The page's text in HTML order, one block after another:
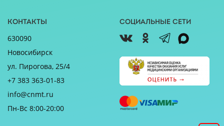
Контакты
630090
Новосибирск
ул. Пирогова, 25/4
+7 383 363-01-83
info@cnmt.ru
Пн-Вс 8:00-20:00
Социальные сети